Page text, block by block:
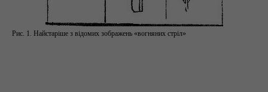
Рис. 1. Найстаріше з відомих зображень «вогняних стріл»